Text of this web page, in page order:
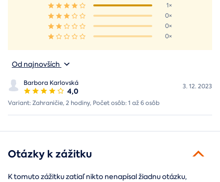
1×
0×
0×
0×
Od najnovších
Barbora Karlovská
4,0 3. 12. 2023
Variant: Zahraničie, 2 hodiny, Počet osôb: 1 až 6 osôb
Otázky k zážitku
K tomuto zážitku zatiaľ nikto nenapísal žiadnu otázku,